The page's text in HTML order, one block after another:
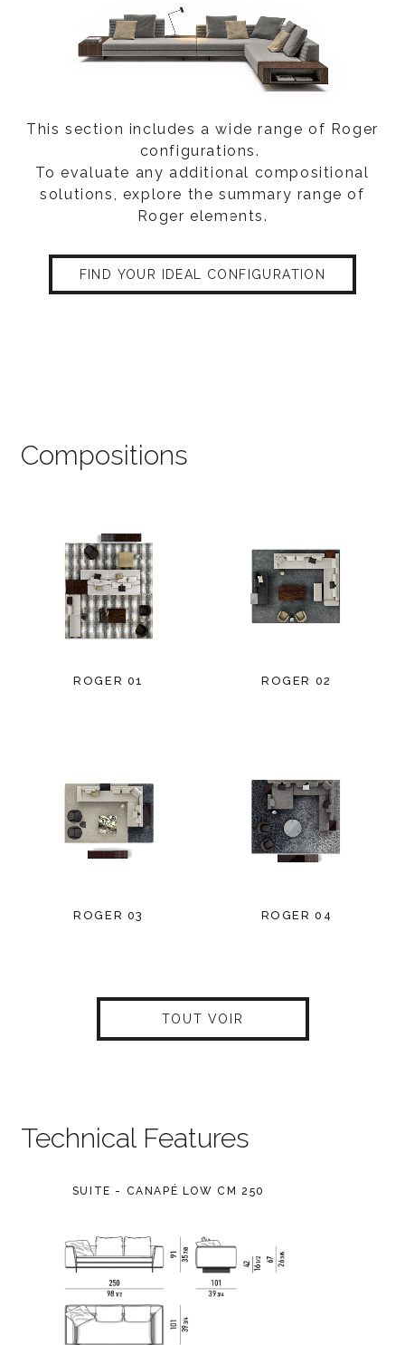
This section includes a wide range of Roger
configurations.
To evaluate any additional compositional
solutions, explore the summary range of
Roger elements.
FIND YOUR IDEAL CONFIGURATION
Compositions
ROGER 01 ROGER 02
ROGER 03 ROGER 04
TOUT VOIR
Technical Features
SUITE - CANAPÉ LOW CM 250